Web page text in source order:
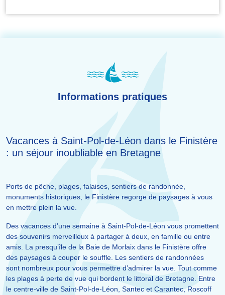
Informations pratiques
Vacances à Saint-Pol-de-Léon dans le Finistère
: un séjour inoubliable en Bretagne
Ports de pêche, plages, falaises, sentiers de randonnée,
monuments historiques, le Finistère regorge de paysages à vous
en mettre plein la vue.
Des vacances d’une semaine à Saint-Pol-de-Léon vous promettent
des souvenirs merveilleux à partager à deux, en famille ou entre
amis. La presqu’île de la Baie de Morlaix dans le Finistère offre
des paysages à couper le souffle. Les sentiers de randonnées
sont nombreux pour vous permettre d’admirer la vue. Tout comme
les plages à perte de vue qui bordent le littoral de Bretagne. Entre
le centre-ville de Saint-Pol-de-Léon, Santec et Carantec, Roscoff